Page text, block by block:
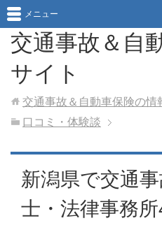
交通事故＆自
サイト
メニュー
交通事故＆自動車保険の情
口コミ・体験談
新潟県で交通
士・法律事務